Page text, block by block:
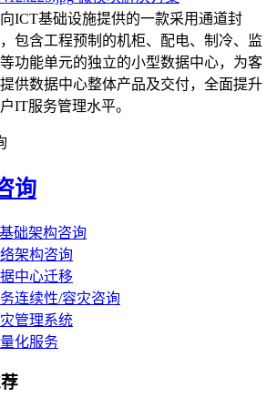
ICT基础设施提供的一款采用通道封
包含工程预制的机柜、配电、制冷、监
功能单元的独立的小型数据中心，为客
供数据中心整体产品及交付，全面提升
IT服务管理水平。
询
础架构咨询
架构咨询
中心迁移
连续性/容灾咨询
管理系统
化服务